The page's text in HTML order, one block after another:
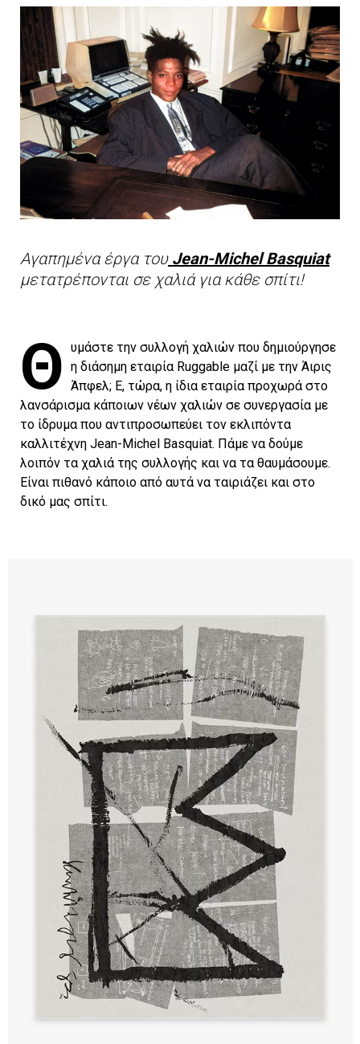
Αγαπημένα έργα τουJean-Michel Basquiat
μετατρέπονται σε χαλιά για κάθε σπίτι!
Θ υμάστε την συλλογή χαλιών που δημιούργησε
η διάσημη εταιρία Ruggable μαζί με την Άιρις
Άπφελ; Ε, τώρα, η ίδια εταιρία προχωρά στο
λανσάρισμα κάποιων νέων χαλιών σε συνεργασία με
το ίδρυμα που αντιπροσωπεύει τον εκλιπόντα
καλλιτέχνη Jean-Michel Basquiat. Πάμε να δούμε
λοιπόν τα χαλιά της συλλογής και να τα θαυμάσουμε.
Είναι πιθανό κάποιο από αυτά να ταιριάζει και στο
δικό μας σπίτι.